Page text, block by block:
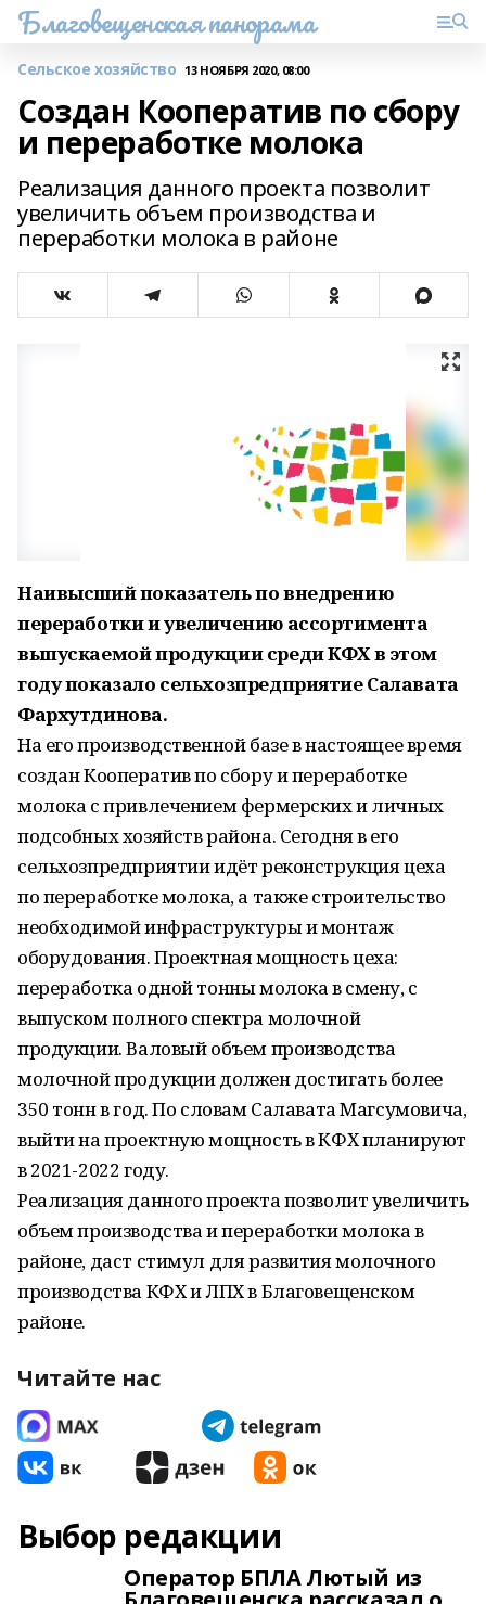
Благовещенская панорама
Сельское хозяйство 13 НОЯБРЯ 2020, 08:00
Создан Кооператив по сбору
и переработке молока
Реализация данного проекта позволит
увеличить объем производства и
переработки молока в районе
Наивысший показатель по внедрению
переработки и увеличению ассортимента
выпускаемой продукции среди КФХ в этом
году показало сельхозпредприятие Салавата
Фархутдинова.
На его производственной базе в настоящее время
создан Кооператив по сбору и переработке
молока с привлечением фермерских и личных
подсобных хозяйств района. Сегодня в его
сельхозпредприятии идёт реконструкция цеха
по переработке молока, а также строительство
необходимой инфраструктуры и монтаж
оборудования. Проектная мощность цеха:
переработка одной тонны молока в смену, с
выпуском полного спектра молочной
продукции. Валовый объем производства
молочной продукции должен достигать более
350 тонн в год. По словам Салавата Магсумовича,
выйти на проектную мощность в КФХ планируют
в 2021-2022 году.
Реализация данного проекта позволит увеличить
объем производства и переработки молока в
районе, даст стимул для развития молочного
производства КФХ и ЛПХ в Благовещенском
районе.
Читайте нас
Выбор редакции
Оператор БПЛА Лютый из